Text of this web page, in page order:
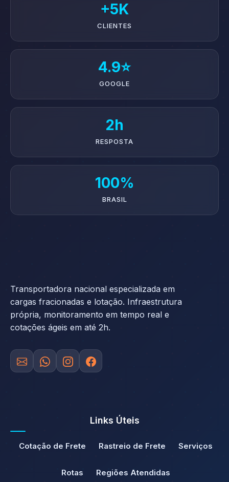
+5K
CLIENTES
4.9⭐
GOOGLE
2h
RESPOSTA
100%
BRASIL
Transportadora nacional especializada em
cargas fracionadas e lotação. Infraestrutura
própria, monitoramento em tempo real e
cotações ágeis em até 2h.
Links Úteis
Cotação de Frete Rastreio de Frete Serviços
Rotas Regiões Atendidas